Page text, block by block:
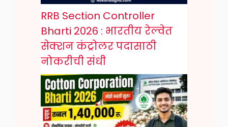
RRB Section Controller
Bharti 2026 : भारतीय रेल्वेत
सेक्शन कंट्रोलर पदासाठी
नोकरीची संधी